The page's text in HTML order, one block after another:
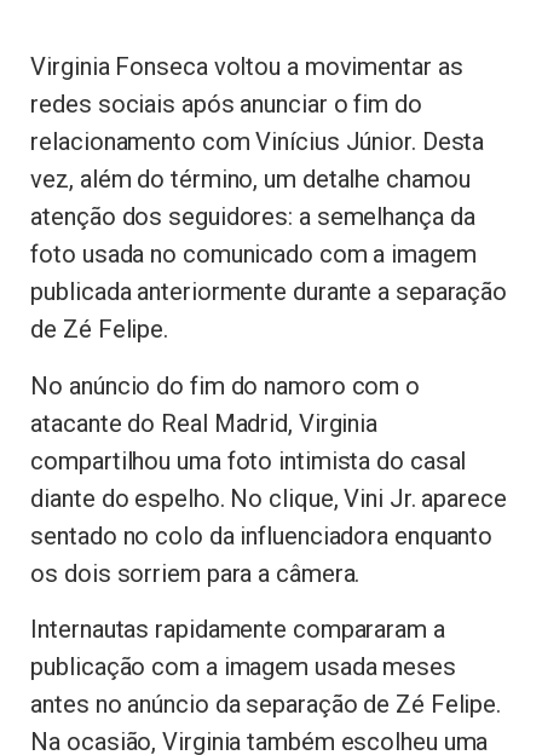
Virginia Fonseca voltou a movimentar as
redes sociais após anunciar o fim do
relacionamento com Vinícius Júnior. Desta
vez, além do término, um detalhe chamou
atenção dos seguidores: a semelhança da
foto usada no comunicado com a imagem
publicada anteriormente durante a separação
de Zé Felipe.
No anúncio do fim do namoro com o
atacante do Real Madrid, Virginia
compartilhou uma foto intimista do casal
diante do espelho. No clique, Vini Jr. aparece
sentado no colo da influenciadora enquanto
os dois sorriem para a câmera.
Internautas rapidamente compararam a
publicação com a imagem usada meses
antes no anúncio da separação de Zé Felipe.
Na ocasião, Virginia também escolheu uma